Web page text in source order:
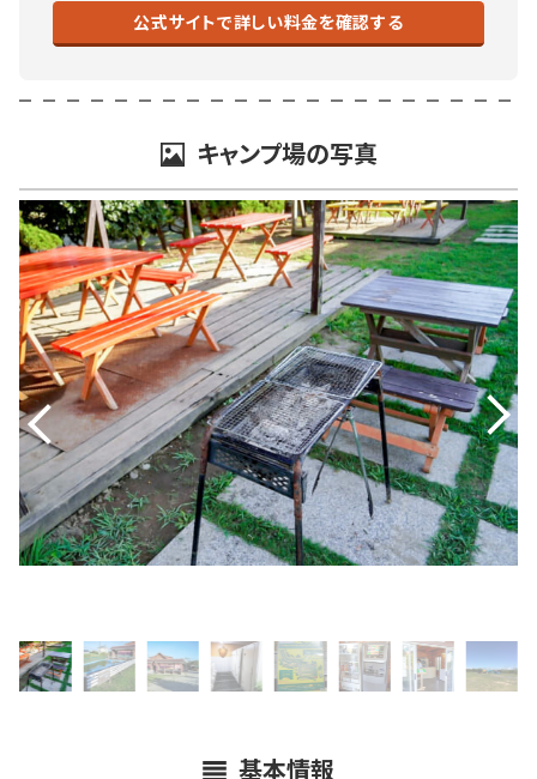
公式サイトで詳しい料金を確認する
キャンプ場の写真
基本情報